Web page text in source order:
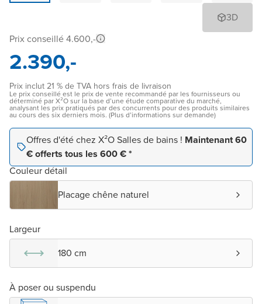
3D
Prix conseillé 4.600,-
2.390,-
Prix inclut 21 % de TVA hors frais de livraison
Le prix conseillé est le prix de vente recommandé par les fournisseurs ou
déterminé par X²O sur la base d’une étude comparative du marché,
analysant les prix pratiqués par des concurrents pour des produits similaires
au cours des six derniers mois. (Plus d’informations sur demande)
Offres d'été chez X²O Salles de bains ! Maintenant 60
€ offerts tous les 600 € *
Couleur détail
Placage chêne naturel
Largeur
180 cm
À poser ou suspendu